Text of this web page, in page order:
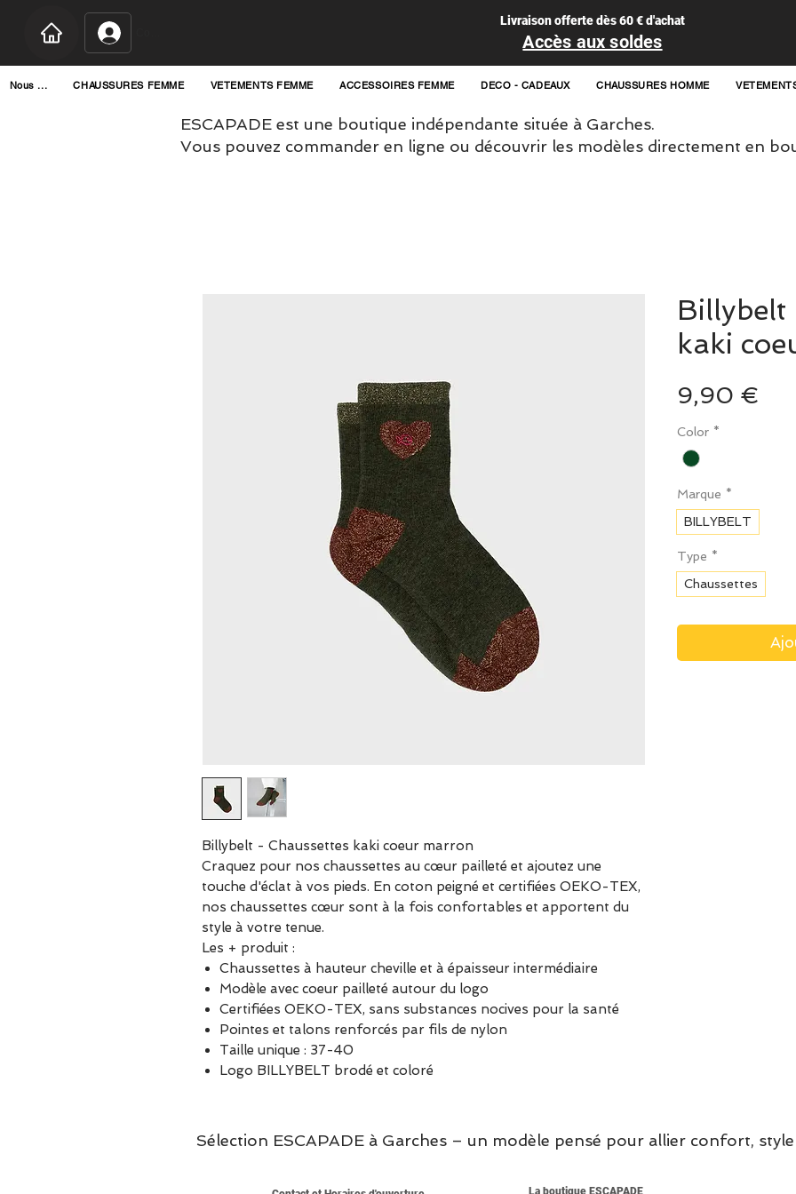
Livraison offerte dès 60 € d'achat
Accès aux soldes
Nous ... CHAUSSURES FEMME VETEMENTS FEMME ACCESSOIRES FEMME DECO - CADEAUX CHAUSSURES HOMME
ESCAPADE est une boutique indépendante située à Garches.
Vous pouvez commander en ligne ou découvrir les modèles directement en
Billybelt - Chaussettes kaki coeur marron
Craquez pour nos chaussettes au cœur pailleté et ajoutez une
touche d'éclat à vos pieds. En coton peigné et certifiées OEKO-TEX,
nos chaussettes cœur sont à la fois confortables et apportent du
style à votre tenue.
Les + produit :
Chaussettes à hauteur cheville et à épaisseur intermédiaire
Modèle avec coeur pailleté autour du logo
Certifiées OEKO-TEX, sans substances nocives pour la santé
Pointes et talons renforcés par fils de nylon
Taille unique : 37-40
Logo BILLYBELT brodé et coloré
Billybelt
kaki
9,90 €
Color *
Marque *
BILLYBELT
Type *
Chaussettes
Sélection ESCAPADE à Garches – un modèle pensé pour allier confort,
La boutique ESCAPADE